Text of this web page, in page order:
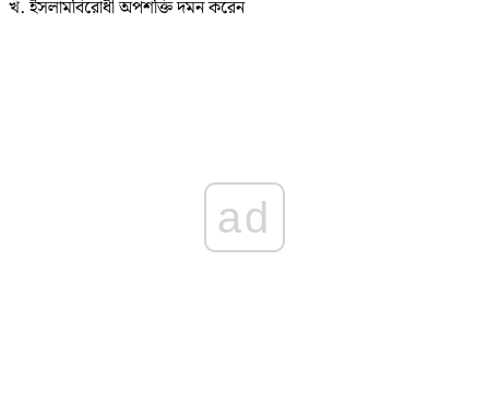
খ. ইসলামবিরোধী অপশক্তি দমন করেন
ad